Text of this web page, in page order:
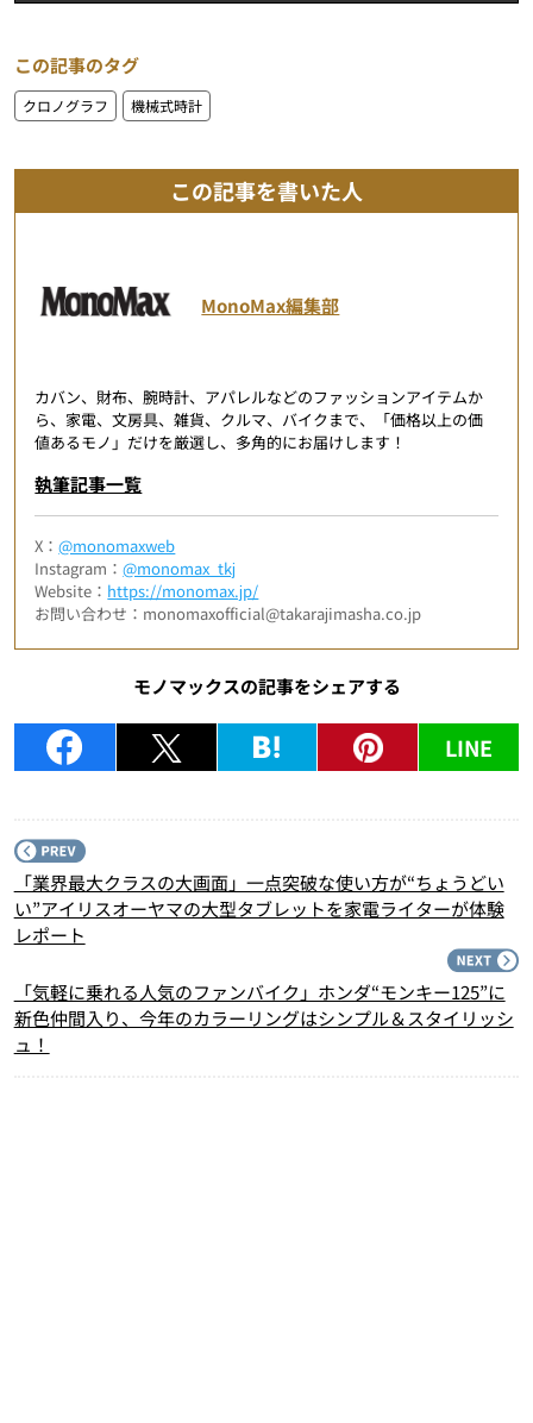
この記事のタグ
クロノグラフ 機械式時計
この記事を書いた人
MonoMax編集部
カバン、財布、腕時計、アパレルなどのファッションアイテムか
ら、家電、文房具、雑貨、クルマ、バイクまで、「価格以上の価
値あるモノ」だけを厳選し、多角的にお届けします！
執筆記事一覧
X：@monomaxweb
Instagram：@monomax_tkj
Website： https://monomax.jp/
お問い合わせ：monomaxofficial@takarajimasha.co.jp
モノマックスの記事をシェアする
LINE
「業界最大クラスの大画面」一点突破な使い方が“ちょうどい
い”アイリスオーヤマの大型タブレットを家電ライターが体験
レポート
「気軽に乗れる人気のファンバイク」ホンダ“モンキー125”に
新色仲間入り、今年のカラーリングはシンプル＆スタイリッシ
ュ！